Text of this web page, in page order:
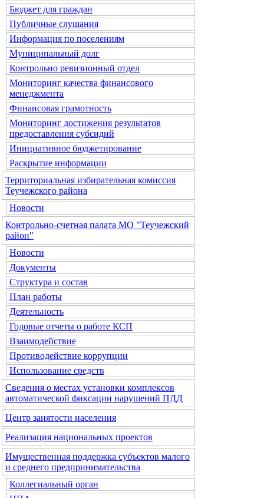
Бюджет для граждан
Публичные слушания
Информация по поселениям
Муниципальный долг
Контрольно ревизионный отдел
Мониторинг качества финансового
менеджмента
Финансовая грамотность
Мониторинг достижения результатов
предоставления субсидий
Инициативное бюджетирование
Раскрытие информации
Территориальная избирательная комиссия
Теучежского района
Новости
Контрольно-счетная палата МО "Теучежский
район"
Новости
Документы
Структура и состав
План работы
Деятельность
Годовые отчеты о работе КСП
Взаимодействие
Противодействие коррупции
Использование средств
Сведения о местах установки комплексов
автоматической фиксации нарушений ПДД
Центр занятости населения
Реализация национальных проектов
Имущественная поддержка субъектов малого
и среднего предпринимательства
Коллегиальный орган